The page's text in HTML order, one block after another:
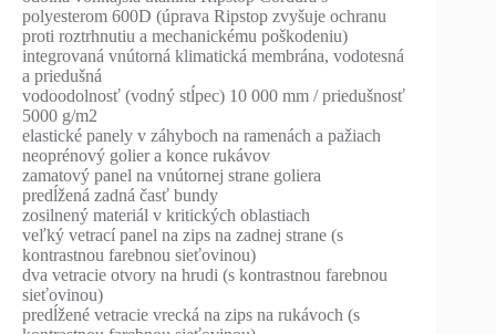
polyesterom 600D (úprava Ripstop zvyšuje ochranu
proti roztrhnutiu a mechanickému poškodeniu)
integrovaná vnútorná klimatická membrána, vodotesná
a priedušná
vodoodolnosť (vodný stĺpec) 10 000 mm / priedušnosť
5000 g/m2
elastické panely v záhyboch na ramenách a pažiach
neoprénový golier a konce rukávov
zamatový panel na vnútornej strane goliera
predĺžená zadná časť bundy
zosilnený materiál v kritických oblastiach
veľký vetrací panel na zips na zadnej strane (s
kontrastnou farebnou sieťovinou)
dva vetracie otvory na hrudi (s kontrastnou farebnou
sieťovinou)
predĺžené vetracie vrecká na zips na rukávoch (s